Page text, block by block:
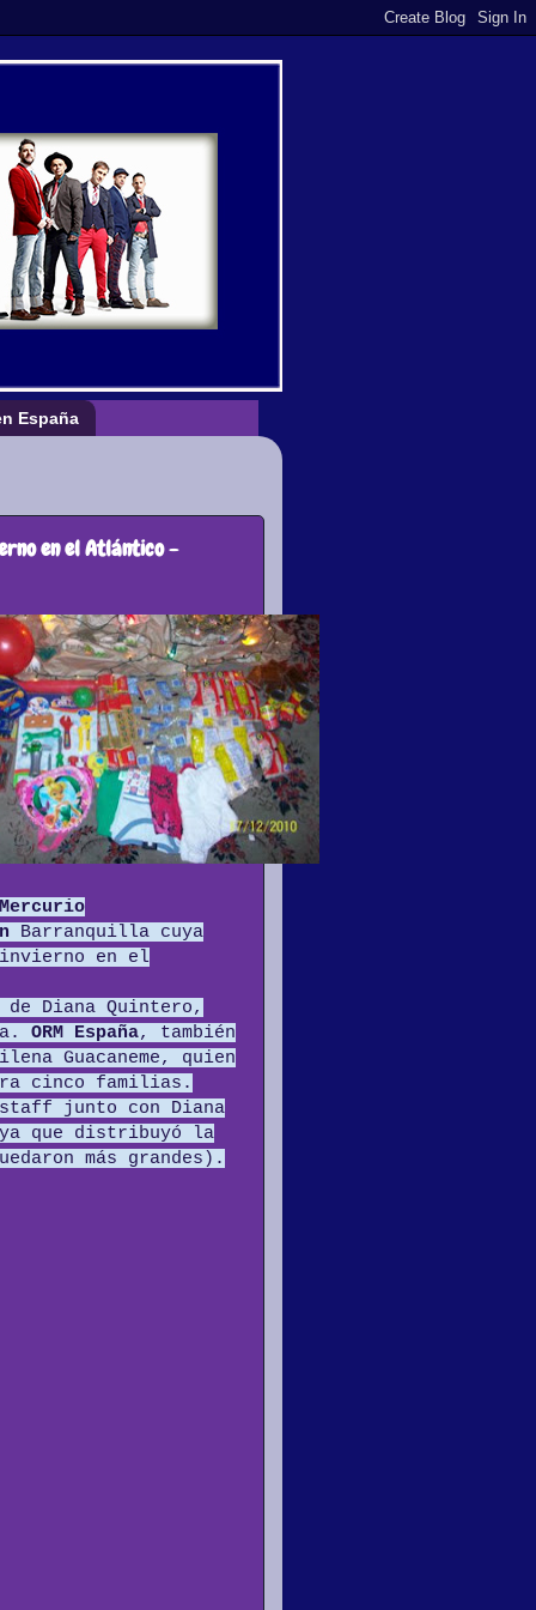
España
en el Atlántico -
Barranquilla cuya
en el
Diana Quintero,
ORM España, también
Guacaneme, quien
cinco familias.
junto con Diana
que distribuyó la
más grandes).